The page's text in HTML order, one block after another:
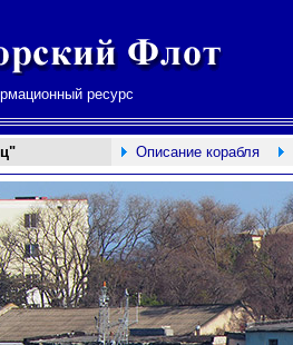
ресурс
Описание корабля